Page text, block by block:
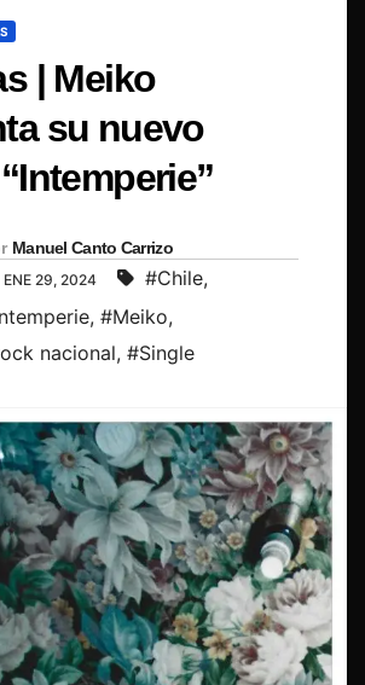
| Meiko
su nuevo
Manuel Canto Carrizo
ENE 29, 2024 #Chile,
, #Meiko,
nacional, #Single